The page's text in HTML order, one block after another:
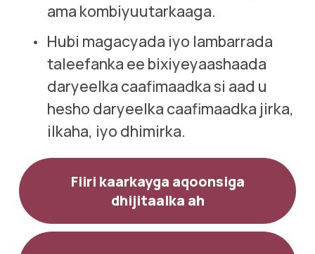
ama kombiyuutarkaaga.
Hubi magacyada iyo lambarrada
taleefanka ee bixiyeyaashaada
daryeelka caafimaadka si aad u
hesho daryeelka caafimaadka jirka,
ilkaha, iyo dhimirka.
Fiiri kaarkayga aqoonsiga
dhijitaalka ah